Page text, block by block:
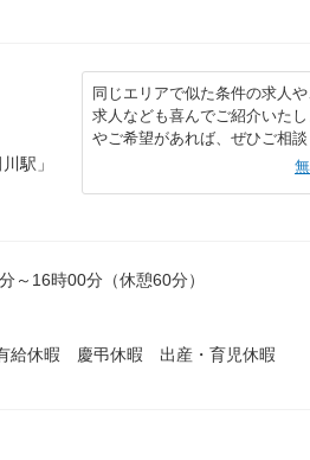
駅」
同じエリアで似た条件の求人
求人なども喜んでご紹介いた
やご希望があれば、ぜひご相談
～16時00分（休憩60分）
休暇 慶弔休暇 出産・育児休暇